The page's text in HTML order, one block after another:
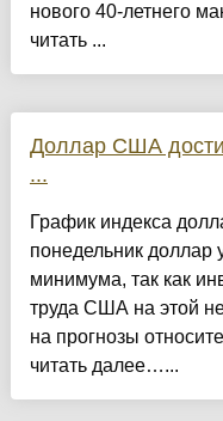
нового 40-летнего
читать ...
Доллар США
...
График индекса
понедельник доллар
минимума, так как
труда США на этой
на прогнозы
читать далее…...